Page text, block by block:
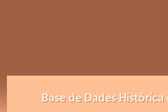
Base de Dades